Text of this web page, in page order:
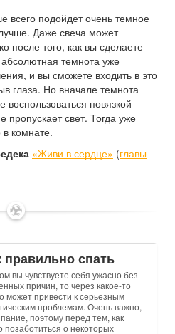
всего подойдет очень темное
Даже свеча может
после того, как вы сделаете
темнота уже
и вы сможете входить в это
глаза. Но вначале темнота
повязкой
пропускает свет. Тогда уже
комнате.
«Живи в сердце» (главы
✶
правильно спать
вы чувствуете себя ужасно без
причин, то через какое-то
может привести к серьезным
проблемам. Очень важно,
поэтому перед тем, как
позаботиться о некоторых